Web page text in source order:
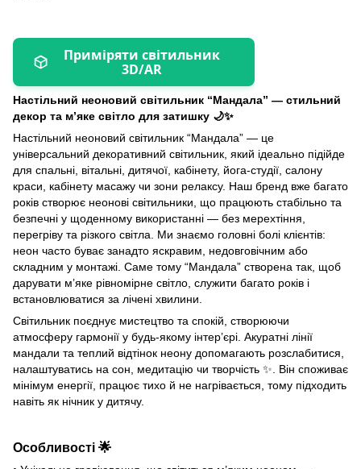
Приміряти світильник
3D/AR
Настільний неоновий світильник “Мандала” — стильний
декор та м’яке світло для затишку 🌙✨
Настільний неоновий світильник “Мандала” — це
універсальний декоративний світильник, який ідеально підійде
для спальні, вітальні, дитячої, кабінету, йога-студії, салону
краси, кабінету масажу чи зони релаксу. Наш бренд вже багато
років створює неонові світильники, що працюють стабільно та
безпечні у щоденному використанні — без мерехтіння,
перегріву та різкого світла. Ми знаємо головні болі клієнтів:
неон часто буває занадто яскравим, недовговічним або
складним у монтажі. Саме тому “Мандала” створена так, щоб
дарувати м’яке рівномірне світло, служити багато років і
встановлюватися за лічені хвилини.
Світильник поєднує мистецтво та спокій, створюючи
атмосферу гармонії у будь-якому інтер’єрі. Акуратні лінії
мандали та теплий відтінок неону допомагають розслабитися,
налаштуватись на сон, медитацію чи творчість ✨ . Він споживає
мінімум енергії, працює тихо й не нагрівається, тому підходить
навіть як нічник у дитячу.
Особливості 🌟